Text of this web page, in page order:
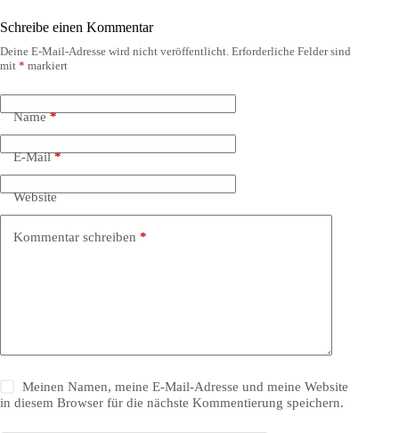
Schreibe einen Kommentar
Deine E-Mail-Adresse wird nicht veröffentlicht. Erforderliche Felder sind
mit * markiert
Name*
E-Mail*
Website
Kommentar schreiben *
Meinen Namen, meine E-Mail-Adresse und meine Website
in diesem Browser für die nächste Kommentierung speichern.